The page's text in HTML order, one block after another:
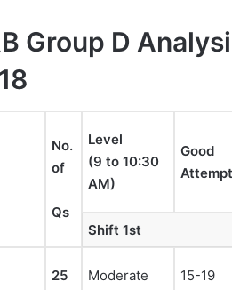
Group D
No.
of
Qs
Level
(9 to 10:30
AM)
Good
Shift 1st
25 Moderate 15-19